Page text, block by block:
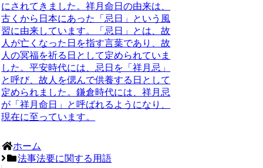
にされてきました。祥月命日の由来は、
古くから日本にあった「忌日」という風
習に由来しています。「忌日」とは、故
人が亡くなった日を指す言葉であり、故
人の冥福を祈る日として定められていま
した。平安時代には、忌日を「祥月忌」
と呼び、故人を偲んで供養する日として
定められました。鎌倉時代には、祥月忌
が「祥月命日」と呼ばれるようになり、
現在に至っています。
ホーム
法事法要に関する用語